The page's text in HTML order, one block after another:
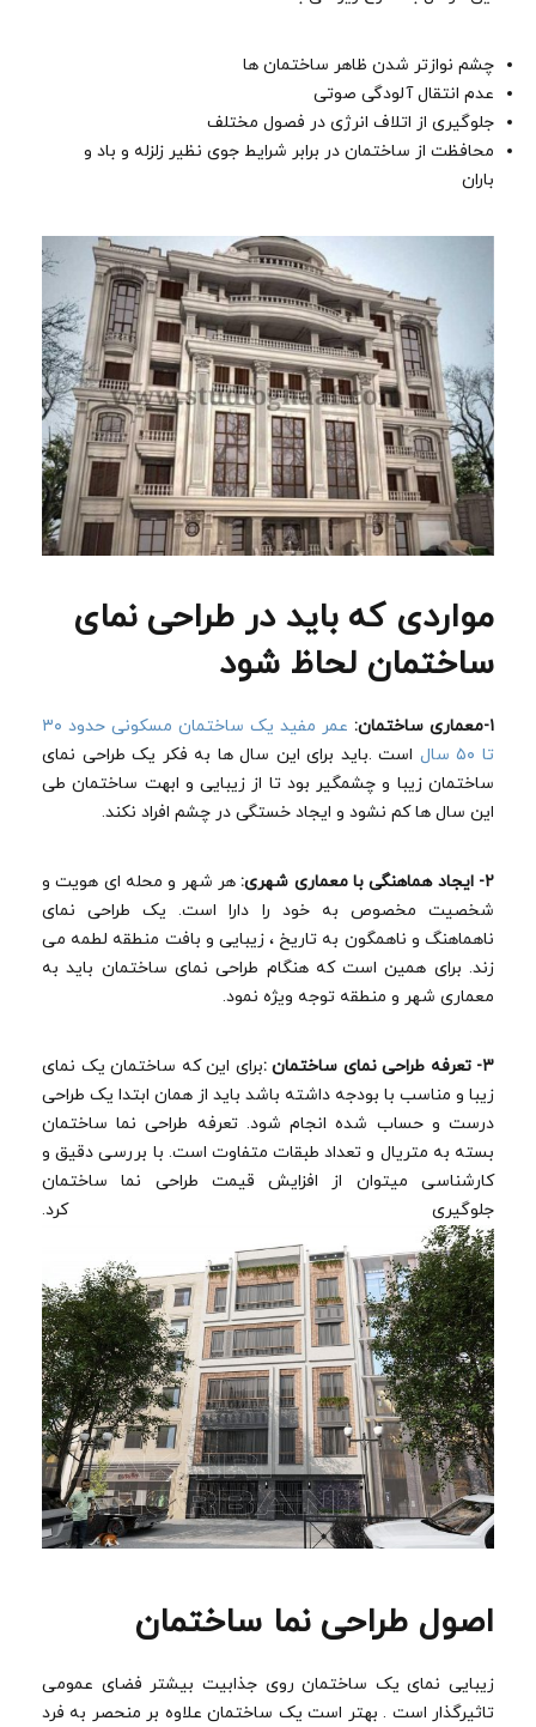
چشم نوازتر شدن ظاهر ساختمان ها
عدم انتقال آلودگی صوتی
جلوگیری از اتلاف انرژی در فصول مختلف
محافظت از ساختمان در برابر شرایط جوی نظیر زلزله و باد و
باران
مواردی که باید در طراحی نمای
ساختمان لحاظ شود
۱-معماری ساختمان:
عمر مفید یک ساختمان مسکونی حدود ۳۰
تا ۵۰ سال
است .باید برای این سال ها به فکر یک طراحی نمای
ساختمان زیبا و چشمگیر بود تا از زیبایی و ابهت ساختمان طی
این سال ها کم نشود و ایجاد خستگی در چشم افراد نکند.
۲- ایجاد هماهنگی با معماری شهری:
هر شهر و محله ای هویت و
شخصیت مخصوص به خود را دارا است. یک طراحی نمای
ناهماهنگ و ناهمگون به تاریخ ، زیبایی و بافت منطقه لطمه می
زند. برای همین است که هنگام طراحی نمای ساختمان باید به
معماری شهر و منطقه توجه ویژه نمود.
۳- تعرفه طراحی نمای ساختمان :
برای این که ساختمان یک نمای
زیبا و مناسب با بودجه داشته باشد باید از همان ابتدا یک طراحی
درست و حساب شده انجام شود. تعرفه طراحی نما ساختمان
بسته به متریال و تعداد طبقات متفاوت است. با بررسی دقیق و
کارشناسی میتوان از افزایش قیمت طراحی نما ساختمان
جلوگیری کرد.
اصول طراحی نما ساختمان
زیبایی نمای یک ساختمان روی جذابیت بیشتر فضای عمومی
تاثیرگذار است . بهتر است یک ساختمان علاوه بر منحصر به فرد